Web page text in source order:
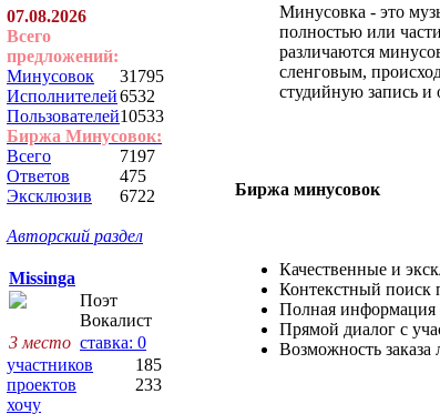
07.08.2026
Всего
предложений:
Минусовок
31795
Исполнителей6532
Пользователей10533
Биржа Минусовок:
Всего
7197
Ответов
475
Эксклюзив
6722
Авторский раздел
Missinga
Поэт
Вокалист
3 место ставка: 0
участников
185
проектов
233
хочу
Минусовка - это
полностью или
различаются
сленговым,
студийную запись и
Биржа минусовок
Качественные и
Контекстный поиск
Полная информация
Прямой диалог с
Возможность